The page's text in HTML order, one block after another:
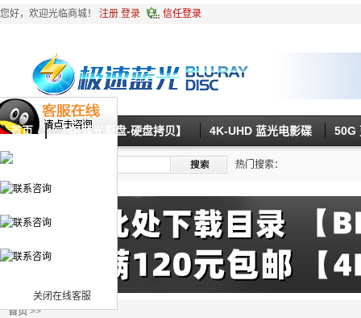
关闭在线客服
您好，欢迎光临商城！ 注册 登录 信任登录
首页 【4K蓝光原盘-硬盘拷贝】 4K-UHD 蓝光电影碟 50G
热门搜索：
首页>>